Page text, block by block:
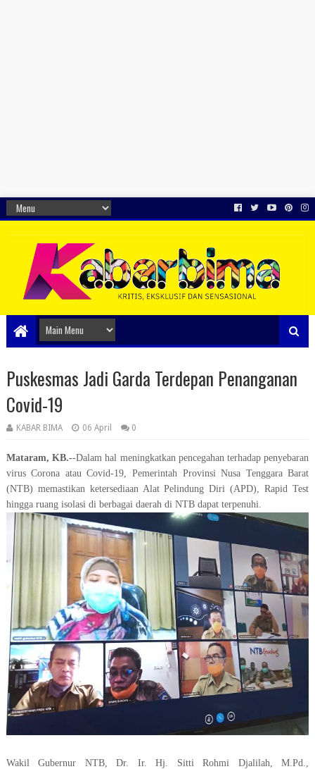
Puskesmas Jadi Garda Terdepan Penanganan
Covid-19
KABAR BIMA 06 April 0
Mataram, KB.--Dalam hal meningkatkan pencegahan terhadap penyebaran
virus Corona atau Covid-19, Pemerintah Provinsi Nusa Tenggara Barat
(NTB) memastikan ketersediaan Alat Pelindung Diri (APD), Rapid Test
hingga ruang isolasi di berbagai daerah di NTB dapat terpenuhi.
Wakil Gubernur NTB, Dr. Ir. Hj. Sitti Rohmi Djalilah, M.Pd.,